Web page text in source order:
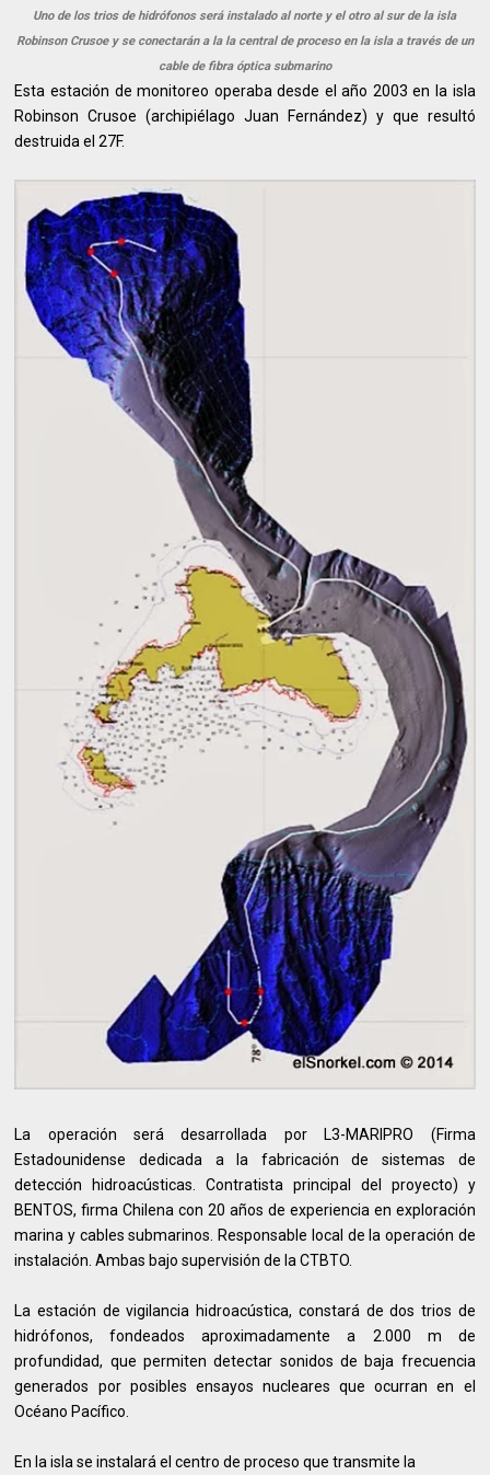
Uno de los trios de hidrófonos será instalado al norte y el otro al sur de la isla
Robinson Crusoe y se conectarán a la la central de proceso en la isla a través de un
cable de fibra óptica submarino
Esta estación de monitoreo operaba desde el año 2003 en la isla
Robinson Crusoe (archipiélago Juan Fernández) y que resultó
destruida el 27F.
La operación será desarrollada por L3-MARIPRO (Firma
Estadounidense dedicada a la fabricación de sistemas de
detección hidroacústicas. Contratista principal del proyecto) y
BENTOS, firma Chilena con 20 años de experiencia en exploración
marina y cables submarinos. Responsable local de la operación de
instalación. Ambas bajo supervisión de la CTBTO.
La estación de vigilancia hidroacústica, constará de dos trios de
hidrófonos, fondeados aproximadamente a 2.000 m de
profundidad, que permiten detectar sonidos de baja frecuencia
generados por posibles ensayos nucleares que ocurran en el
Océano Pacífico.
En la isla se instalará el centro de proceso que transmite la